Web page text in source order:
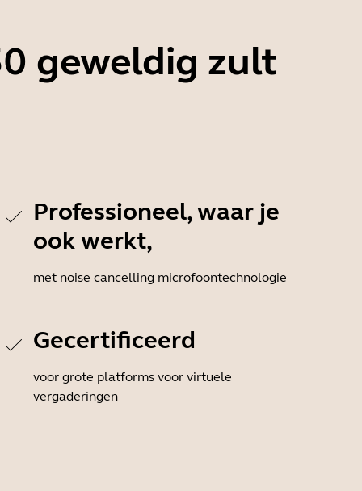
geweldig zult
Professioneel, waar je
ook werkt,
met noise cancelling microfoontechnologie
Gecertificeerd
voor grote platforms voor virtuele
vergaderingen